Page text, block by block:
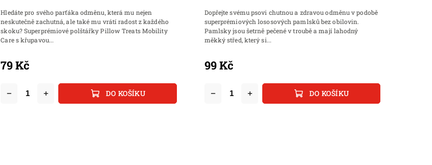
79 Kč
DO KOŠÍKU
Hledáte pro svého parťáka odměnu, která mu nejen
neskutečně zachutná, ale také mu vrátí radost z každého
skoku? Superprémiové polštářky Pillow Treats Mobility
Care s křupavou...
99 Kč
DO KOŠÍKU
Dopřejte svému psovi chutnou a zdravou odměnu v podobě
superprémiových lososových pamlsků bez obilovin.
Pamlsky jsou šetrně pečené v troubě a mají lahodný
měkký střed, který si...